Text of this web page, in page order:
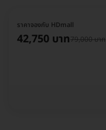
ราคาจองกับ HDmall
42,750 บาท79,000 บาท